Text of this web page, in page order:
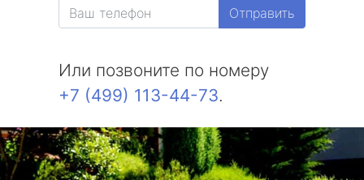
Отправить
Или позвоните по номеру
+7 (499) 113-44-73.